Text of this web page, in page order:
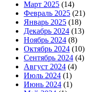
Март 2025 (14)
Февраль 2025 (21)
Январь 2025 (18)
Декабрь 2024 (13)
Ноябрь 2024 (8)
Октябрь 2024 (10)
Сентябрь 2024 (4)
Август 2024 (4)
Июль 2024 (1)
Июнь 2024 (1)